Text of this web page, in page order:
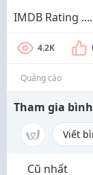
IMDB Rating
4.2K
Quảng cáo
Tham gia
Cũ nhất